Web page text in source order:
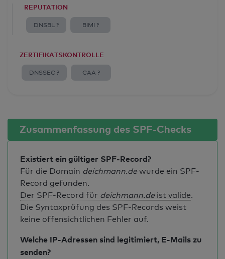
REPUTATION
DNSBL ? BIMI ?
ZERTIFIKATSKONTROLLE
DNSSEC ? CAA ?
Zusammenfassung des SPF-Checks
Existiert ein gültiger SPF-Record?
Für die Domain deichmann.de wurde ein SPF-
Record gefunden.
Der SPF-Record für deichmann.de ist valide.
Die Syntaxprüfung des SPF-Records weist
keine offensichtlichen Fehler auf.
Welche IP-Adressen sind legitimiert, E-Mails zu
senden?